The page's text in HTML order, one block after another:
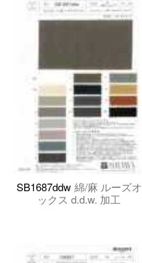
SB1687ddw 綿/麻 ルーズオ
ックス d.d.w. 加工